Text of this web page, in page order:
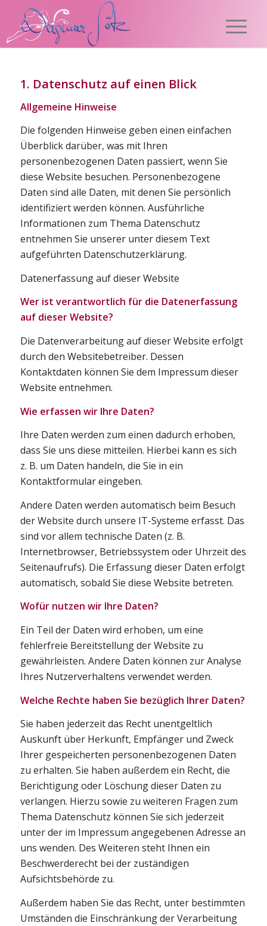
1. Datenschutz auf einen Blick
Allgemeine Hinweise
Die folgenden Hinweise geben einen einfachen
Überblick darüber, was mit Ihren
personenbezogenen Daten passiert, wenn Sie
diese Website besuchen. Personenbezogene
Daten sind alle Daten, mit denen Sie persönlich
identifiziert werden können. Ausführliche
Informationen zum Thema Datenschutz
entnehmen Sie unserer unter diesem Text
aufgeführten Datenschutzerklärung.
Datenerfassung auf dieser Website
Wer ist verantwortlich für die Datenerfassung
auf dieser Website?
Die Datenverarbeitung auf dieser Website erfolgt
durch den Websitebetreiber. Dessen
Kontaktdaten können Sie dem Impressum dieser
Website entnehmen.
Wie erfassen wir Ihre Daten?
Ihre Daten werden zum einen dadurch erhoben,
dass Sie uns diese mitteilen. Hierbei kann es sich
z. B. um Daten handeln, die Sie in ein
Kontaktformular eingeben.
Andere Daten werden automatisch beim Besuch
der Website durch unsere IT-Systeme erfasst. Das
sind vor allem technische Daten (z. B.
Internetbrowser, Betriebssystem oder Uhrzeit des
Seitenaufrufs). Die Erfassung dieser Daten erfolgt
automatisch, sobald Sie diese Website betreten.
Wofür nutzen wir Ihre Daten?
Ein Teil der Daten wird erhoben, um eine
fehlerfreie Bereitstellung der Website zu
gewährleisten. Andere Daten können zur Analyse
Ihres Nutzerverhaltens verwendet werden.
Welche Rechte haben Sie bezüglich Ihrer Daten?
Sie haben jederzeit das Recht unentgeltlich
Auskunft über Herkunft, Empfänger und Zweck
Ihrer gespeicherten personenbezogenen Daten
zu erhalten. Sie haben außerdem ein Recht, die
Berichtigung oder Löschung dieser Daten zu
verlangen. Hierzu sowie zu weiteren Fragen zum
Thema Datenschutz können Sie sich jederzeit
unter der im Impressum angegebenen Adresse an
uns wenden. Des Weiteren steht Ihnen ein
Beschwerderecht bei der zuständigen
Aufsichtsbehörde zu.
Außerdem haben Sie das Recht, unter bestimmten
Umständen die Einschränkung der Verarbeitung